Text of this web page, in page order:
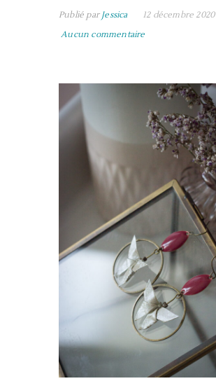
Publié parJessica
12 décembre 2020
Aucun commentaire